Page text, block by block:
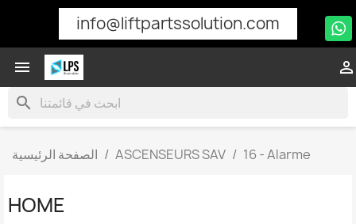
info@liftpartssolution.com


search
الصفحة الرئيسية ASCENSEURS SAV 16 - Alarme
HOME